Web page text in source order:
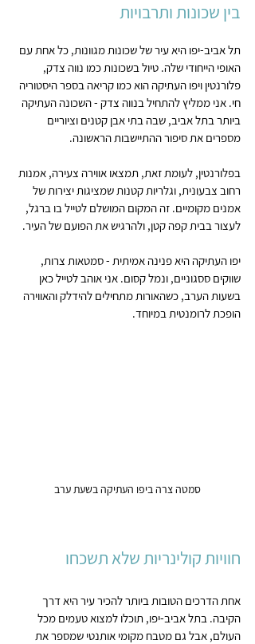
בין שכונות ותרבויות
תל אביב-יפו היא עיר של שכונות מגוונות, כל אחת עם
האופי הייחודי שלה. טיול בשכונות כמו נווה צדק,
פלורנטין ויפו העתיקה הוא כמו קריאה בספר היסטוריה
חי. אני ממליץ להתחיל בנווה צדק - השכונה העתיקה
ביותר בתל אביב, שבה בתי אבן קטנים וציוריים
מספרים את סיפור ההתיישבות הראשונה.
בפלורנטין, לעומת זאת, תמצאו אווירה צעירה, אמנות
רחוב צבעונית, וגלריות קטנות שמציגות יצירות של
אמנים מקומיים. זה המקום המושלם לטייל בו ברגל,
לעצור בבית קפה קטן, ולהרגיש את הפועם של העיר.
יפו העתיקה היא פנינה אמיתית - סמטאות צרות,
שווקים ססגוניים, ונמל קסום. אני אוהב לטייל כאן
בשעות הערב, כשהאורות מתחילים להידלק והאווירה
הופכת לרומנטית במיוחד.
סמטה צרה ביפו העתיקה בשעת ערב
חוויות קולינריות שלא תשכחו
אחת הדרכים הטובות ביותר להכיר עיר היא דרך
הקיבה. בתל אביב-יפו, תוכלו למצוא טעמים מכל
העולם, אבל גם מטבח מקומי אותנטי שמספר את